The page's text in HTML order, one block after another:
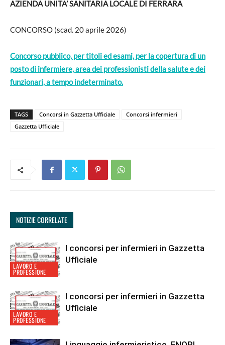
AZIENDA UNITA’ SANITARIA LOCALE DI FERRARA
CONCORSO (scad. 20 aprile 2026)
Concorso pubblico, per titoli ed esami, per la copertura di un
posto di infermiere, area dei professionisti della salute e dei
funzionari, a tempo indeterminato.
TAGS Concorsi in Gazzetta Ufficiale
Concorsi infermieri
Gazzetta Ufficiale
NOTIZIE CORRELATE
LAVORO E
PROFESSIONE
I concorsi per infermieri in Gazzetta
Ufficiale
LAVORO E
PROFESSIONE
I concorsi per infermieri in Gazzetta
Ufficiale